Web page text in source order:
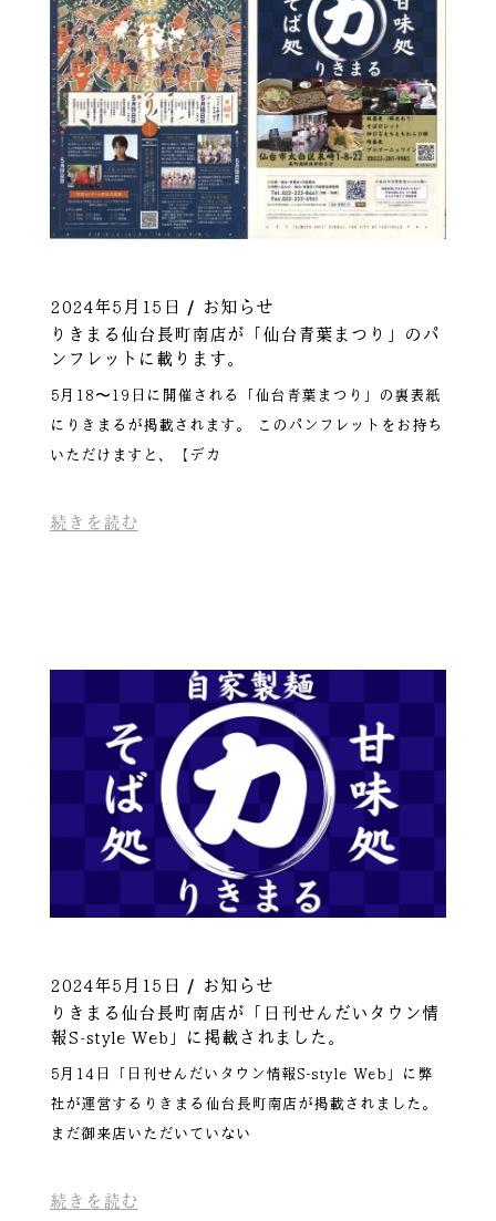
2024年5月15日
お知らせ
りきまる仙台長町南店が「仙台青葉まつり」のパ
ンフレットに載ります。
5月18〜19日に開催される「仙台青葉まつり」の裏表紙
にりきまるが掲載されます。 このパンフレットをお持ち
いただけますと、【デカ
続きを読む
2024年5月15日
お知らせ
りきまる仙台長町南店が「日刊せんだいタウン情
報S-style Web」に掲載されました。
5月14日「日刊せんだいタウン情報S-style Web」に弊
社が運営するりきまる仙台長町南店が掲載されました。
まだ御来店いただいていない
続きを読む